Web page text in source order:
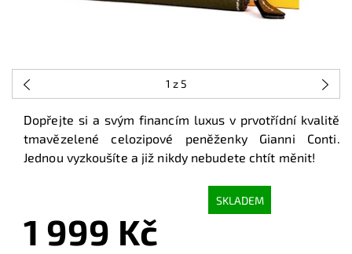
1 z 5
Dopřejte si a svým financím luxus v prvotřídní kvalitě
tmavězelené celozipové peněženky Gianni Conti.
Jednou vyzkoušíte a již nikdy nebudete chtít měnit!
SKLADEM
1 999 Kč